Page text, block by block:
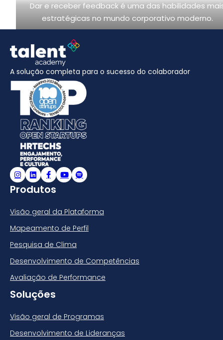
Dar e receber feedback é uma das habilidades
estratégicas no mundo corporativo moderno.
A solução completa para o sucesso do colaborador
Produtos
Visão geral da Plataforma
Mapeamento de Perfil
Pesquisa de Clima
Desenvolvimento de Competências
Avaliação de Performance
Soluções
Visão geral de Programas
Desenvolvimento de Lideranças